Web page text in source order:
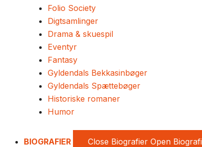
Folio Society
Digtsamlinger
Drama & skuespil
Eventyr
Fantasy
Gyldendals Bekkasinbøger
Gyldendals Spættebøger
Historiske romaner
Humor
BIOGRAFIER Close Biografier Open